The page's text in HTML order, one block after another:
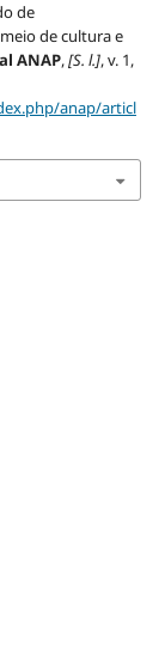
de
de cultura e
ANAP,[S. l.], v. 1,
anap/articl